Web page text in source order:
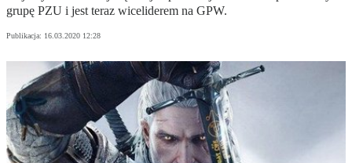
grupę PZU i jest teraz wiceliderem na GPW.
Publikacja: 16.03.2020 12:28